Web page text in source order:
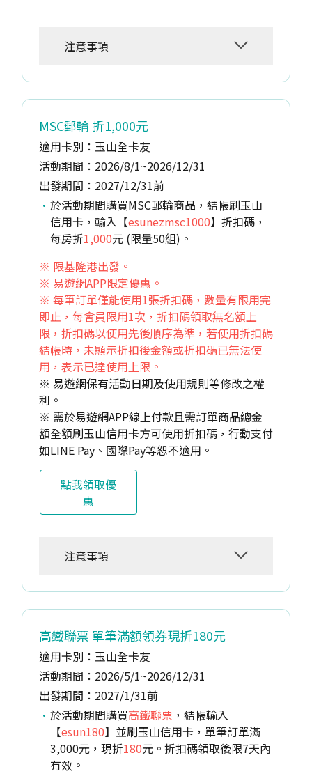
注意事項
MSC郵輪 折1,000元
適用卡別：玉山全卡友
活動期間：2026/8/1~2026/12/31
出發期間：2027/12/31前
於活動期間購買MSC郵輪商品，結帳刷玉山
信用卡，輸入【esunezmsc1000】折扣碼，
每房折1,000元 (限量50組)。
※ 限基隆港出發。
※ 易遊網APP限定優惠。
※ 每筆訂單僅能使用1張折扣碼，數量有限用完
即止，每會員限用1次，折扣碼領取無名額上
限，折扣碼以使用先後順序為準，若使用折扣碼
結帳時，未顯示折扣後金額或折扣碼已無法使
用，表示已達使用上限。
※ 易遊網保有活動日期及使用規則等修改之權
利。
※ 需於易遊網APP線上付款且需訂單商品總金
額全額刷玉山信用卡方可使用折扣碼，行動支付
如LINE Pay、國際Pay等恕不適用。
點我領取優
惠
注意事項
高鐵聯票 單筆滿額領券現折180元
適用卡別：玉山全卡友
活動期間：2026/5/1~2026/12/31
出發期間：2027/1/31前
於活動期間購買高鐵聯票 ，結帳輸入
【esun180】並刷玉山信用卡，單筆訂單滿
3,000元，現折180元。折扣碼領取後限7天內
有效。